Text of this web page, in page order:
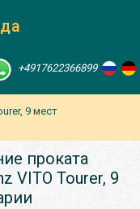
+4917622366899
9 мест
проката
VITO Tourer, 9